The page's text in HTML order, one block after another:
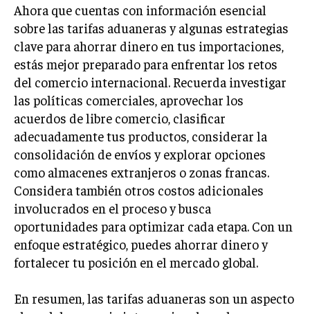
Ahora que cuentas con información esencial
sobre las tarifas aduaneras y algunas estrategias
clave para ahorrar dinero en tus importaciones,
estás mejor preparado para enfrentar los retos
del comercio internacional. Recuerda investigar
las políticas comerciales, aprovechar los
acuerdos de libre comercio, clasificar
adecuadamente tus productos, considerar la
consolidación de envíos y explorar opciones
como almacenes extranjeros o zonas francas.
Considera también otros costos adicionales
involucrados en el proceso y busca
oportunidades para optimizar cada etapa. Con un
enfoque estratégico, puedes ahorrar dinero y
fortalecer tu posición en el mercado global.
En resumen, las tarifas aduaneras son un aspecto